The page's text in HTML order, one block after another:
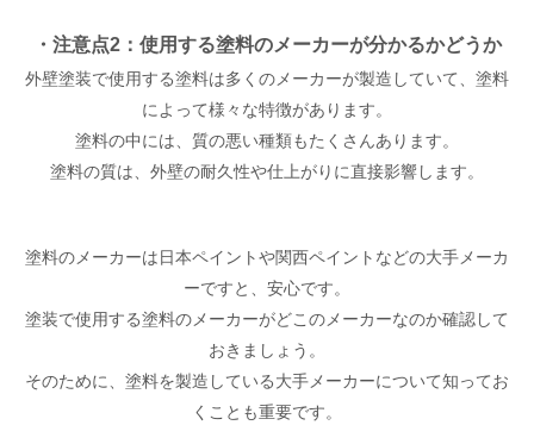
・注意点2：使用する塗料のメーカーが分かるかどうか
外壁塗装で使用する塗料は多くのメーカーが製造していて、塗料
によって様々な特徴があります。
塗料の中には、質の悪い種類もたくさんあります。
塗料の質は、外壁の耐久性や仕上がりに直接影響します。
塗料のメーカーは日本ペイントや関西ペイントなどの大手メーカ
ーですと、安心です。
塗装で使用する塗料のメーカーがどこのメーカーなのか確認して
おきましょう。
そのために、塗料を製造している大手メーカーについて知ってお
くことも重要です。